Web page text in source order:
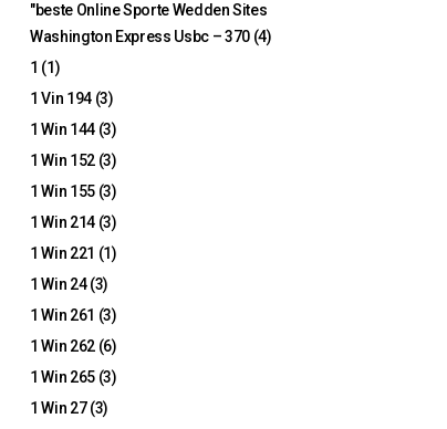
"beste Online Sporte Wedden Sites
Washington Express Usbc – 370(4)
1 (1)
1 Vin 194(3)
1 Win 144(3)
1 Win 152(3)
1 Win 155(3)
1 Win 214(3)
1 Win 221 (1)
1 Win 24(3)
1 Win 261 (3)
1 Win 262(6)
1 Win 265(3)
1 Win 27(3)